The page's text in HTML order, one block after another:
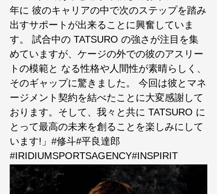
年に 彼のキャリアの中で次のステップを踏み
出すサポートが出来ることに興奮していま
す。 試合中の TATSURO の強さが注目を集
めていますが、ケージの外での彼のアスリー
トの模範と なる性格や人間性が素晴らしく、
そのギャップに驚きました。 今回は彼とマネ
ージメント契約を結べたことに大変感謝して
おります。そして、我々と共に TATSURO に
とって最高の未来を創ることを楽しみにして
います!」#修斗#平良達郎
#IRIDIUMSPORTSAGENCY#INSPIRIT